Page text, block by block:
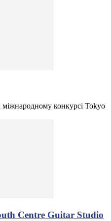
міжнародному конкурсі Tokyo
Centre Guitar Studio